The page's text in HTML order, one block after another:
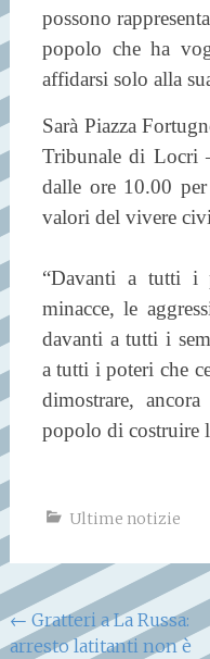
possono
popolo che ha
affidarsi solo alla
Sarà Piazza
Tribunale di Locri
dalle ore 10.00
valori del vivere
“Davanti a tutti i
minacce, le
davanti a tutti i
a tutti i poteri che
dimostrare,
popolo di costruire
Ultime notizie
Navigazione
← Gratteri a La Russa:
arresto latitanti non è